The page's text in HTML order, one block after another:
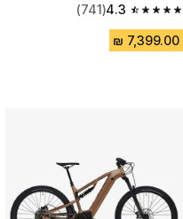
4.3
4.3 out of 5 stars from 741 reviews
(741)